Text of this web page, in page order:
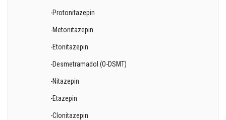
-Protonitazepin
-Metonitazepin
-Etonitazepin
-Desmetramadol (O-DSMT)
-Nitazepin
-Etazepin
-Clonitazepin